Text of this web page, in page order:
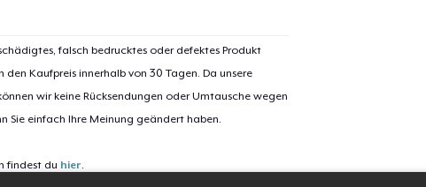
falsch bedrucktes oder defektes Produkt
Kaufpreis innerhalb von 30 Tagen. Da unsere
wir keine Rücksendungen oder Umtausche wegen
Sie einfach Ihre Meinung geändert haben.
findest du hier.